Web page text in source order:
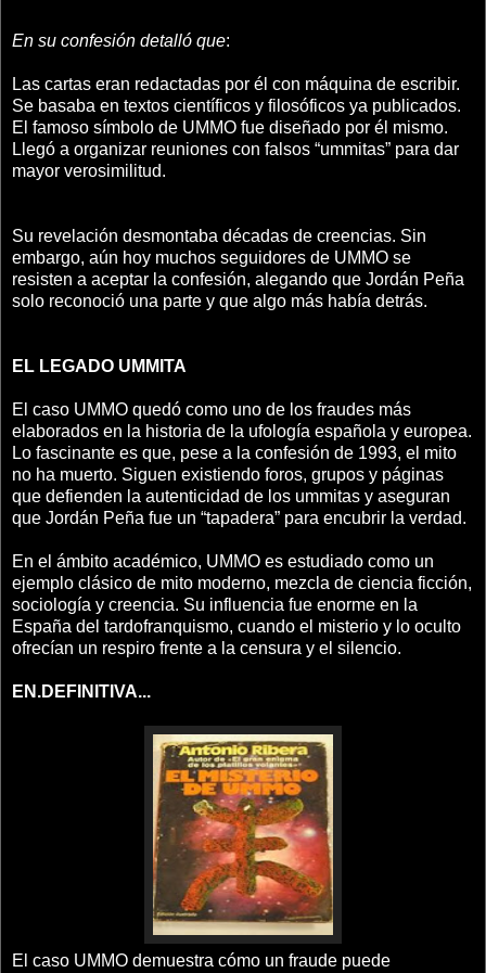
En su confesión detalló que:
Las cartas eran redactadas por él con máquina de escribir.
Se basaba en textos científicos y filosóficos ya publicados.
El famoso símbolo de UMMO fue diseñado por él mismo.
Llegó a organizar reuniones con falsos “ummitas” para dar
mayor verosimilitud.
Su revelación desmontaba décadas de creencias. Sin
embargo, aún hoy muchos seguidores de UMMO se
resisten a aceptar la confesión, alegando que Jordán Peña
solo reconoció una parte y que algo más había detrás.
EL LEGADO UMMITA
El caso UMMO quedó como uno de los fraudes más
elaborados en la historia de la ufología española y europea.
Lo fascinante es que, pese a la confesión de 1993, el mito
no ha muerto. Siguen existiendo foros, grupos y páginas
que defienden la autenticidad de los ummitas y aseguran
que Jordán Peña fue un “tapadera” para encubrir la verdad.
En el ámbito académico, UMMO es estudiado como un
ejemplo clásico de mito moderno, mezcla de ciencia ficción,
sociología y creencia. Su influencia fue enorme en la
España del tardofranquismo, cuando el misterio y lo oculto
ofrecían un respiro frente a la censura y el silencio.
EN.DEFINITIVA...
El caso UMMO demuestra cómo un fraude puede